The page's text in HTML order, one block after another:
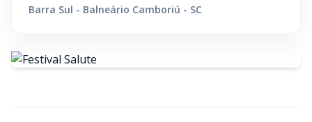
Barra Sul - Balneário Camboriú - SC